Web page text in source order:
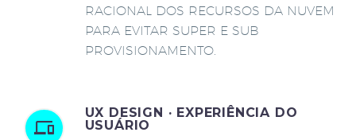
RACIONAL DOS RECURSOS DA NUVEM
PARA EVITAR SUPER E SUB
PROVISIONAMENTO.
UX DESIGN · EXPERIÊNCIA DO
USUÁRIO